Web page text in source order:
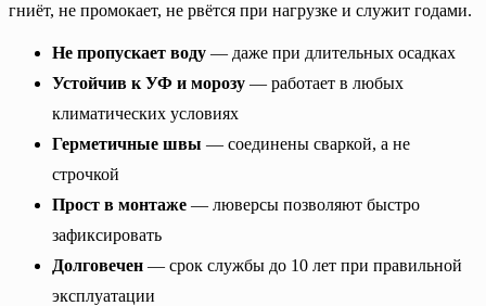
гниёт, не промокает, не рвётся при нагрузке и служит годами.
Не пропускает воду — даже при длительных осадках
Устойчив к УФ и морозу — работает в любых
климатических условиях
Герметичные швы — соединены сваркой, а не
строчкой
Прост в монтаже — люверсы позволяют быстро
зафиксировать
Долговечен — срок службы до 10 лет при правильной
эксплуатации